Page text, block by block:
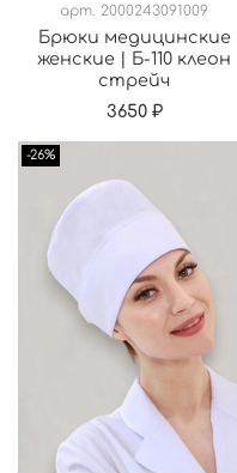
арт. 2000243091009
Брюки медицинские
женские | Б-110 клеон
стрейч
3650 ₽
-26%